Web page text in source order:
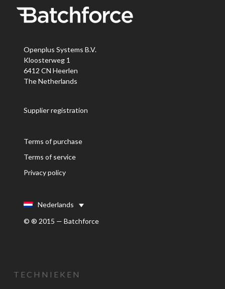
Openplus Systems B.V.
Kloosterweg 1
6412 CN Heerlen
The Netherlands
Supplier registration
Terms of purchase
Terms of service
Privacy policy
Nederlands
© ® 2015 — Batchforce
TECHNIEKEN